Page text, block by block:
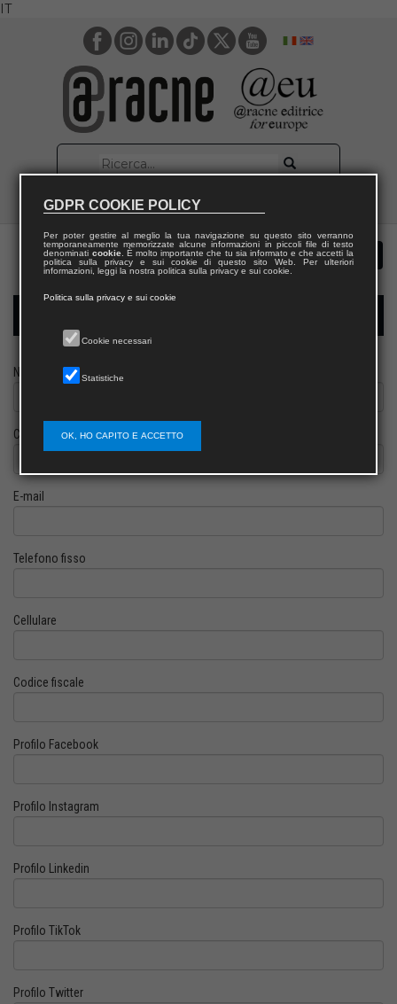
IT
Nome
Cognome
E-mail
Telefono fisso
Cellulare
Codice fiscale
Profilo Facebook
Profilo Instagram
Profilo Linkedin
Profilo TikTok
Profilo Twitter
GDPR COOKIE POLICY
Per poter gestire al meglio la tua navigazione su questo sito verranno
temporaneamente memorizzate alcune informazioni in piccoli file di testo
denominati cookie. È molto importante che tu sia informato e che accetti la
politica sulla privacy e sui cookie di questo sito Web. Per ulteriori
informazioni, leggi la nostra politica sulla privacy e sui cookie.
Politica sulla privacy e sui cookie
Cookie necessari
Statistiche
OK, HO CAPITO E ACCETTO